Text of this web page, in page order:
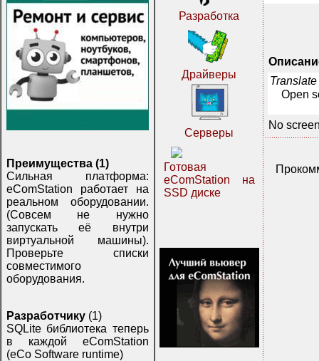
Преимущества (1)
Сильная платформа:
eComStation работает на
реальном оборудовании.
(Совсем не нужно
запускать её внутри
виртуальной машины).
Проверьте списки
совместимого
оборудования.
Разработчику (1)
SQLite библиотека теперь
в каждой eComStation
(eCo Software runtime)
Разработка
Драйверы
Серверы
Готовая
eComStation на
SSD диске
Open
No